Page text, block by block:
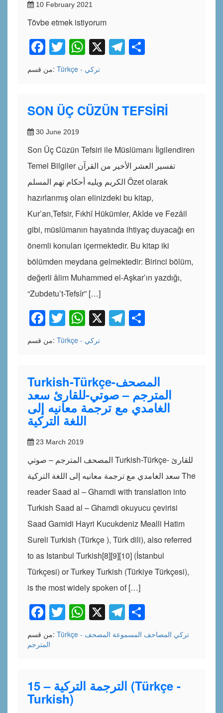
10 February 2021
Tövbe etmek istiyorum
Facebook
Twitter
WhatsApp
X Telegram
من قسم: Türkçe - تركي
SON ÜÇ CÜZÜN TEFSİRİ
30 June 2019
Son Üç Cüzün Tefsiri ile Müslümanı İlgilendiren
Temel Bilgiler تفسير العشر الأخير من القرآن
الكريم ويليه أحكام تهم المسلم Özet olarak
hazırlanmış olan elinizdeki bu kitap,
Kur’an,Tefsir, Fıkhî Hükümler, Akîde ve Fezâil
gibi, müslümanın hayatında ihtiyaç duyacağı en
önemli konuları içermektedir. Bu kitap iki
bölümden meydana gelmektedir: Birinci bölüm,
değerli âlim Muhammed el-Aşkar’ın yazdığı,
“Zubdetu’t-Tefsîr” […]
Facebook
Twitter
WhatsApp
X Telegram
من قسم: Türkçe - تركي
Turkish-Türkçe-المصحف
المترجم – صوتي-للقارئ سعد
الغامدي مع ترجمة معانيه إلى
اللغة التركية
23 March 2019
المصحف المترجم – صوتي Turkish-Türkçe- للقارئ
سعد الغامدي مع ترجمة معانيه إلى اللغة التركية The
reader Saad al – Ghamdi with translation into
Turkish Saad al – Ghamdi okuyucu çevirisi
Saad Gamidi Hayri Kucukdeniz Mealli Hatim
Sureli Turkish (Türkçe ), Türk dili), also referred
to as Istanbul Turkish[8][9][10] (İstanbul
Türkçesi) or Turkey Turkish (Türkiye Türkçesi),
is the most widely spoken of […]
Facebook
Twitter
WhatsApp
X Telegram
من قسم: Türkçe - تركي المصاحف المسموعة المصحف
المترجم
15 – الترجمة التركية (Türkçe -
Turkish)